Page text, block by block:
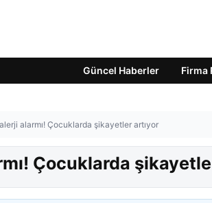
Güncel Haberler Firma
alarmı! Çocuklarda şikayetler artıyor
Çocuklarda